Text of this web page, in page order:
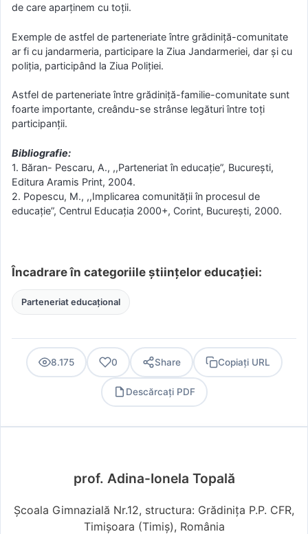
de care aparținem cu toții.
Exemple de astfel de parteneriate între grădiniță-comunitate
ar fi cu jandarmeria, participare la Ziua Jandarmeriei, dar și cu
poliția, participând la Ziua Poliției.
Astfel de parteneriate între grădiniță-familie-comunitate sunt
foarte importante, creându-se strânse legături între toți
participanții.
Bibliografie:
1. Băran- Pescaru, A., ,,Parteneriat în educaţie”, Bucureşti,
Editura Aramis Print, 2004.
2. Popescu, M., ,,Implicarea comunităţii în procesul de
educaţie”, Centrul Educaţia 2000+, Corint, Bucureşti, 2000.
Încadrare în categoriile științelor educației:
Parteneriat educațional
8.175 0 Share Copiați URL
Descărcați PDF
prof. Adina-Ionela Topală
Școala Gimnazială Nr.12, structura: Grădinița P.P. CFR,
Timișoara (Timiş), România